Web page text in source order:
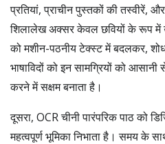
प्रतियां, प्राचीन पुस्तकों की तस्वीरें,
शिलालेख अक्सर केवल छवियों के रूप में
को मशीन-पठनीय टेक्स्ट में बदलकर,
भाषाविदों को इन सामग्रियों को
करने में सक्षम बनाता है।
दूसरा, OCR चीनी पारंपरिक पाठ को
महत्वपूर्ण भूमिका निभाता है। समय के